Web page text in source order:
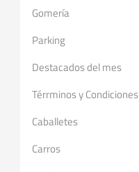
Gomería
Parking
Destacados del mes
Térrminos y Condiciones
Caballetes
Carros